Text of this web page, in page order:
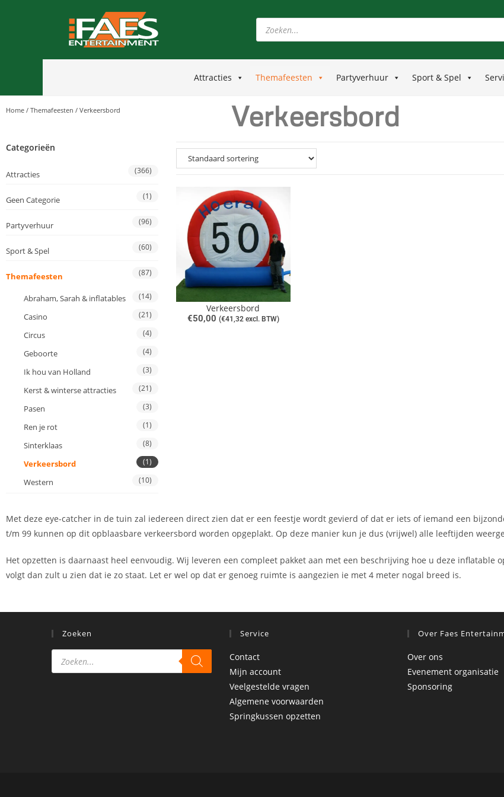
Attracties Themafeesten Partyverhuur Sport & Spel
Home / Themafeesten / Verkeersbord Verkeersbord
Categorieën
Attracties (366)
Geen Categorie (1)
Partyverhuur (96)
Sport & Spel (60)
Themafeesten (87)
Abraham, Sarah & inflatables (14)
Casino (21)
Circus (4)
Geboorte (4)
Ik hou van Holland (3)
Kerst & winterse attracties (21)
Pasen (3)
Ren je rot (1)
Sinterklaas (8)
Verkeersbord (1)
Western (10)
Verkeersbord
€50,00 (€41,32 excl. BTW)
Met deze eye-catcher in de tuin zal iedereen direct zien dat er een feestje wordt gevierd of dat er iets of iemand een
t/m 99 kunnen op dit opblaasbare verkeersbord worden opgeplakt. Op deze manier kun je dus (vrijwel) alle leeftijden
Het opzetten is daarnaast heel eenvoudig. Wij leveren een compleet pakket aan met een beschrijving hoe u deze inflatable
volgt dan zult u zien dat ie zo staat. Let er wel op dat er genoeg ruimte is aangezien ie met 4 meter nogal breed is.
Zoeken Service
Contact
Mijn account
Veelgestelde vragen
Algemene voorwaarden
Springkussen opzetten
Over Faes
Over ons
Evenement organisatie
Sponsoring